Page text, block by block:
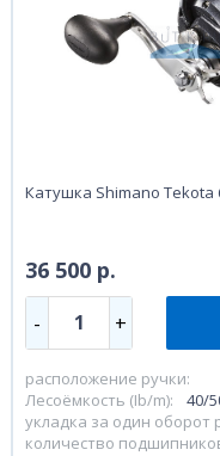
Катушка Shimano Tekota
36 500 р.
- 1 +
расположение ручки:
Лесоёмкость (Ib/m):
40/
укладка за один оборот
количество